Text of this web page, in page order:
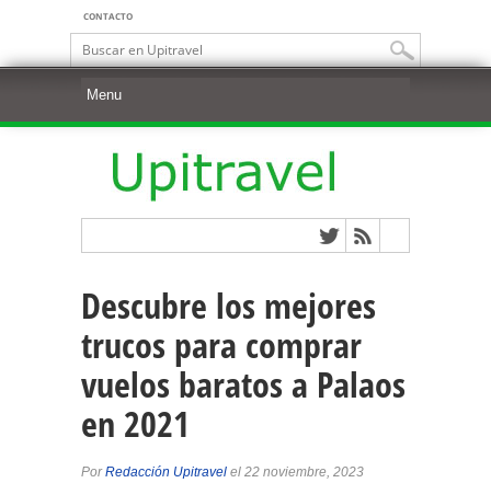
CONTACTO
Descubre los mejores
trucos para comprar
vuelos baratos a Palaos
en 2021
PorRedacción Upitravel el 22 noviembre, 2023